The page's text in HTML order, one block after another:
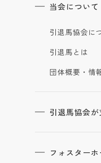
当会について
引退馬協会に
引退馬とは
団体概要・情
引退馬協会
フォスター